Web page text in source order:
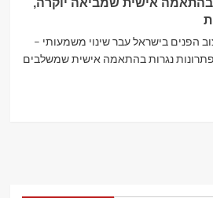
בהתאמה אישית שמביאה יוקרה,
הפנים בישראל עבר שינוי משמעותי –
נגרות בהתאמה אישית שמשלבים